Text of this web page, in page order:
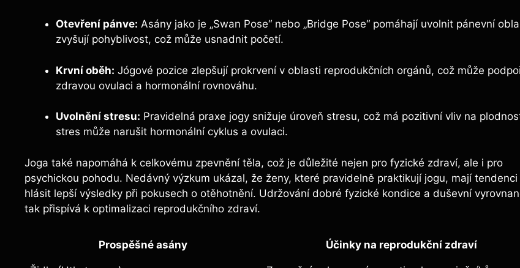
Otevření pánve: Asány jako je „Swan Pose“ nebo „Bridge Pose“ pomáhají uvolnit pánevní
zvyšují pohyblivost, což může usnadnit početí.
Krvní oběh: Jógové pozice zlepšují prokrvení v oblasti reprodukčních orgánů, což může
zdravou ovulaci a hormonální rovnováhu.
Uvolnění stresu: Pravidelná praxe jogy snižuje úroveň stresu, což má pozitivní vliv na
stres může narušit hormonální cyklus a ovulaci.
Joga také napomáhá k celkovému zpevnění těla, což je důležité nejen pro fyzické zdraví, ale i pro
psychickou pohodu. Nedávný výzkum ukázal, že ženy, které pravidelně praktikují jogu, mají tendenci
hlásit lepší výsledky při pokusech o otěhotnění. Udržování dobré fyzické kondice a duševní
tak přispívá k optimalizaci reprodukčního zdraví.
Prospěšné asány Účinky na reprodukční zdraví